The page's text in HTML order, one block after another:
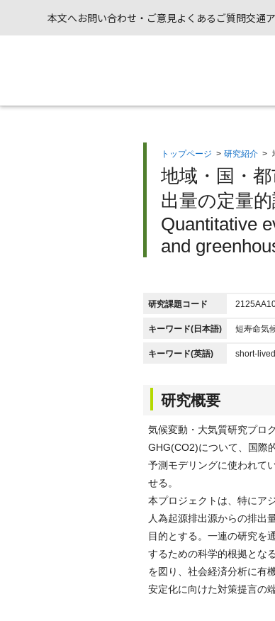
本文へお問い合わせ・ご意見よくあるご質問交通
トップページ > 研究紹介 >
地域・国・
出量の定量的
Quantitative
and
研究課題コード
キーワード(日本語) 短寿命気
キーワード(英語) short-
研究概要
気候変動・大気質研究プロ
GHG(CO2)について、国際
予測モデリングに使われて
せる。
本プロジェクトは、特にア
人為起源排出源からの排出
目的とする。一連の研究を
するための科学的根拠とな
を図り、社会経済分析に有
安定化に向けた対策提言の